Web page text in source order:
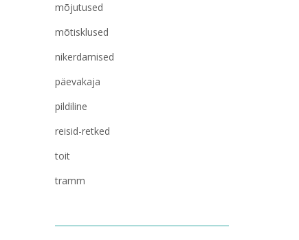
mõjutused
mõtisklused
nikerdamised
päevakaja
pildiline
reisid-retked
toit
tramm